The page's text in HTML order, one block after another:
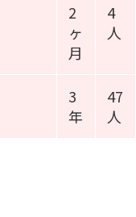
2
ヶ
月
4
人
3
年
47
人